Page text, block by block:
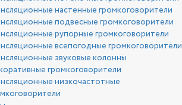
настенные громкоговорители
подвесные громкоговорители
рупорные громкоговорители
всепогодные громкоговорители
звуковые колонны
громкоговорители
низкочастотные